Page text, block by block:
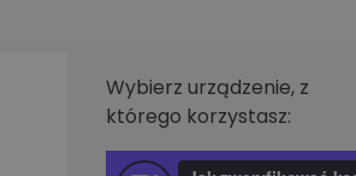
zaplanowaneWybierz urządzenie, z
którego korzystasz: